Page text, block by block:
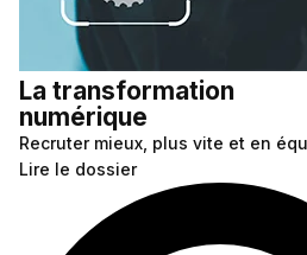
La transformation
numérique
Recruter mieux, plus vite et en
Lire le dossier